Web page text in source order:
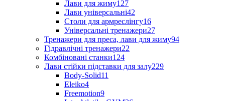
Лави для жиму127
Лави універсальні42
Столи для армреслінгу16
Універсальні тренажери27
Тренажери для преса, лави для жиму94
Гідравлічні тренажери22
Комбіновані станки124
Лави стійки підставки для залу229
Body-Solid11
Eleiko4
Freemotion9